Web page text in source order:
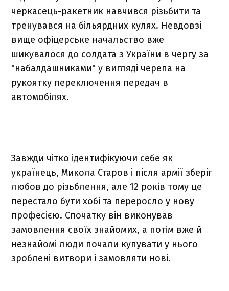
черкасець-ракетник навчився різьбити та
тренувався на більярдних кулях. Невдовзі
вище офіцерське начальство вже
шикувалося до солдата з України в чергу за
"набалдашниками" у вигляді черепа на
рукоятку переключення передач в
автомобілях.
Завжди чітко ідентифікуючи себе як
українець, Микола Старов і після армії зберіг
любов до різьблення, але 12 років тому це
перестало бути хобі та переросло у нову
професією. Спочатку він виконував
замовлення своїх знайомих, а потім вже й
незнайомі люди почали купувати у нього
зроблені витвори і замовляти нові.